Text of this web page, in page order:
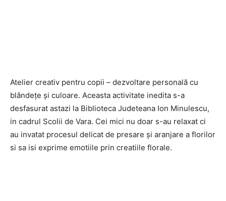
Atelier creativ pentru copii – dezvoltare personală cu
blândețe și culoare. Aceasta activitate inedita s-a
desfasurat astazi la Biblioteca Judeteana Ion Minulescu,
in cadrul Scolii de Vara. Cei mici nu doar s-au relaxat ci
au invatat procesul delicat de presare și aranjare a florilor
si sa isi exprime emotiile prin creatiile florale.